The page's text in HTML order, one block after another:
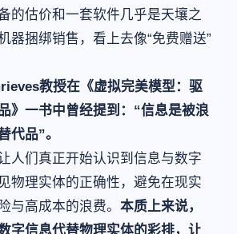
的估价和一套软件几乎是天壤之
器捆绑销售，看上去像“免费赠送”
教授在《虚拟完美模型：驱
》一书中曾经提到：“信息是被浪
代品”。
人们真正开始认识到信息与数字
物理实体的正确性，避免在现实
与高成本的浪费。 本质上来说，
字信息代替物理实体的彩排，让